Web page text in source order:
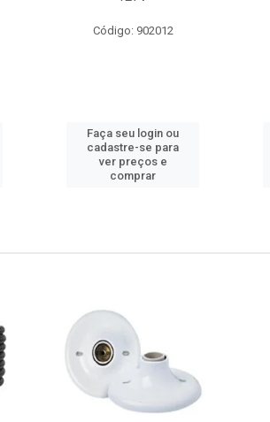
Código: 902012
Faça seu login ou
cadastre-se para
ver preços e
comprar